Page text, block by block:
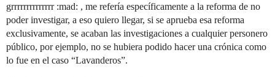
grrrrrrrrrrrrrr :mad: , me refería específicamente a la reforma de no
poder investigar, a eso quiero llegar, si se aprueba esa reforma
exclusivamente, se acaban las investigaciones a cualquier personero
público, por ejemplo, no se hubiera podido hacer una crónica como
lo fue en el caso “Lavanderos”.